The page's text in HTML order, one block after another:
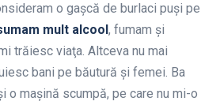
o gaşcă de burlaci puşi pe
mult alcool, fumam şi
trăiesc viaţa. Altceva nu mai
bani pe băutură şi femei. Ba
o maşină scumpă, pe care nu mi-o